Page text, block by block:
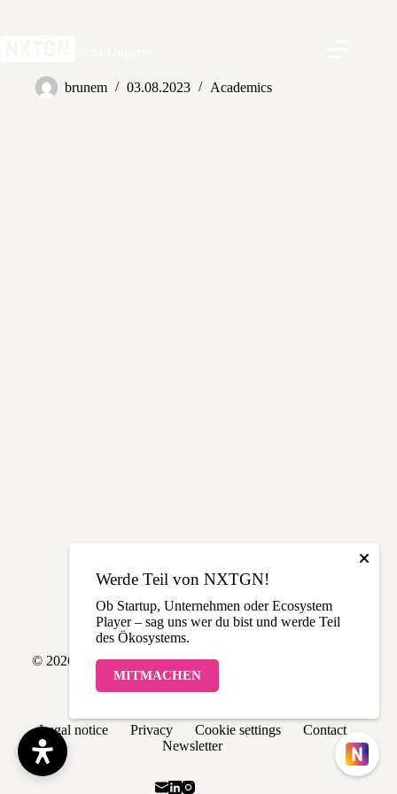
brunem 03.08.2023 Academics
© 2026 NXTGN | Made with love in THE LÄND
Legal notice Privacy Cookie settings
Contact
Newsletter
Werde Teil von NXTGN!
Ob Startup, Unternehmen oder Ecosystem
Player – sag uns wer du bist und werde Teil
des Ökosystems.
MITMACHEN